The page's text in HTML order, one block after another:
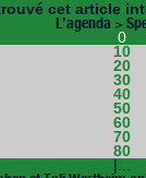
cet article
L’agenda >
0
10
20
30
40
50
60
70
80
...